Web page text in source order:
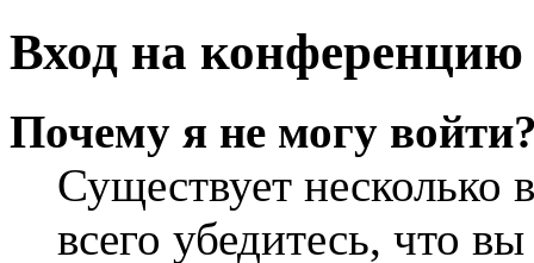
Вход на конференцию
Почему я не могу
Существует
всего убедитесь, что